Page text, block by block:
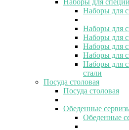
Наборы для
Наборы для
Наборы для
Наборы для
Наборы для
Наборы для
стали
Посуда столовая
Посуда столовая
Обеденные
Обеденные